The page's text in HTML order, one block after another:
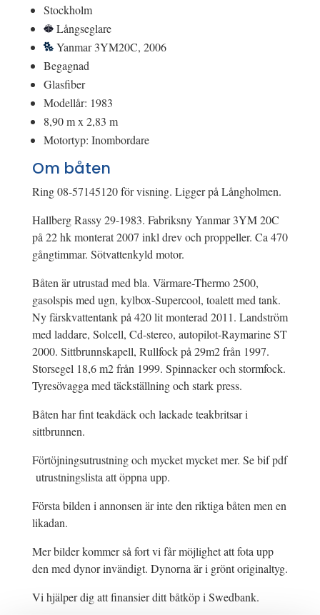
Stockholm
Långseglare
Yanmar 3YM20C, 2006
Begagnad
Glasfiber
Modellår: 1983
8,90 m x 2,83 m
Motortyp: Inombordare
Om båten
Ring 08-57145120 för visning. Ligger på Långholmen.
Hallberg Rassy 29-1983. Fabriksny Yanmar 3YM 20C
på 22 hk monterat 2007 inkl drev och proppeller. Ca 470
gångtimmar. Sötvattenkyld motor.
Båten är utrustad med bla. Värmare-Thermo 2500,
gasolspis med ugn, kylbox-Supercool, toalett med tank.
Ny färskvattentank på 420 lit monterad 2011. Landström
med laddare, Solcell, Cd-stereo, autopilot-Raymarine ST
2000. Sittbrunnskapell, Rullfock på 29m2 från 1997.
Storsegel 18,6 m2 från 1999. Spinnacker och stormfock.
Tyresövagga med täckställning och stark press.
Båten har fint teakdäck och lackade teakbritsar i
sittbrunnen.
Förtöjningsutrustning och mycket mycket mer. Se bif pdf
utrustningslista att öppna upp.
Första bilden i annonsen är inte den riktiga båten men en
likadan.
Mer bilder kommer så fort vi får möjlighet att fota upp
den med dynor invändigt. Dynorna är i grönt originaltyg.
Vi hjälper dig att finansier ditt båtköp i Swedbank.